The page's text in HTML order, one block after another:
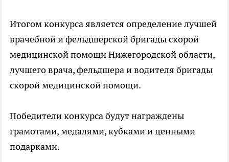
Итогом конкурса является определение лучшей
врачебной и фельдшерской бригады скорой
медицинской помощи Нижегородской области,
лучшего врача, фельдшера и водителя бригады
скорой медицинской помощи.
Победители конкурса будут награждены
грамотами, медалями, кубками и ценными
подарками.